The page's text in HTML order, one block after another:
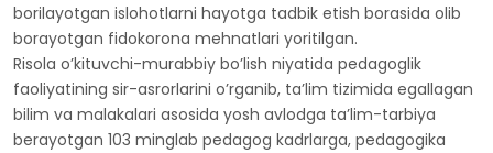
borilayotgan islohotlarni hayotga tadbik etish borasida olib
borayotgan fidokorona mehnatlari yoritilgan.
Risola oʼkituvchi-murabbiy boʼlish niyatida pedagoglik
faoliyatining sir-asrorlarini oʼrganib, taʼlim tizimida egallagan
bilim va malakalari asosida yosh avlodga taʼlim-tarbiya
berayotgan 103 minglab pedagog kadrlarga, pedagogika